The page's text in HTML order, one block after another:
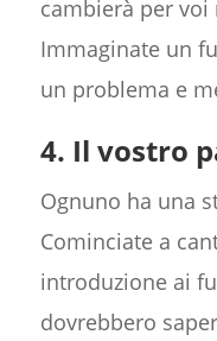
cambierà per voi
Immaginate un
un problema e
4. Il vostro
Ognuno ha una
Cominciate a
introduzione ai
dovrebbero